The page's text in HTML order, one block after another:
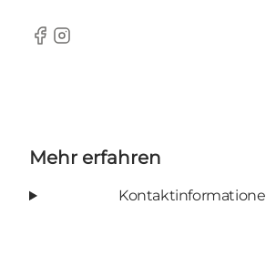
Facebook
Instagram
Mehr erfahren